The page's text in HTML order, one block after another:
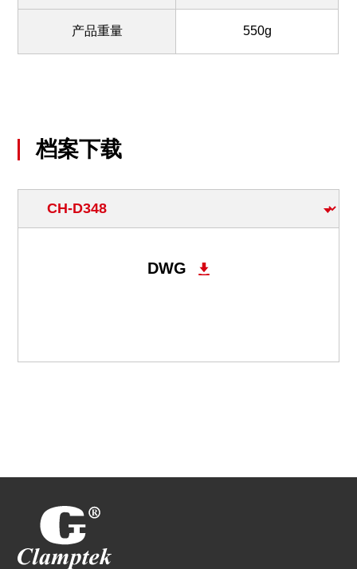
产品重量 550g
档案下载
DWG